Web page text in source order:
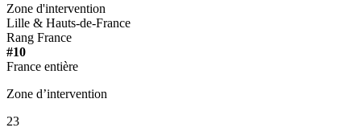
Zone d'intervention
Lille & Hauts-de-France
Rang France
#10
France entière
Zone d’intervention
23